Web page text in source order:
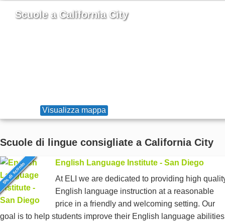
Scuole a California City
Visualizza mappa
Scuole di lingue consigliate a California City
5% di sconto
English Language Institute - San Diego
At ELI we are dedicated to providing high
English language instruction at a reasonable
price in a friendly and welcoming setting. Our
goal is to help students improve their English language abilities